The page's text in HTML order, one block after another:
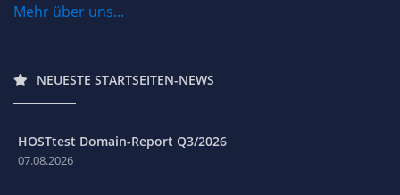
Mehr über uns...
NEUESTE STARTSEITEN-NEWS
HOSTtest Domain-Report Q3/2026
07.08.2026